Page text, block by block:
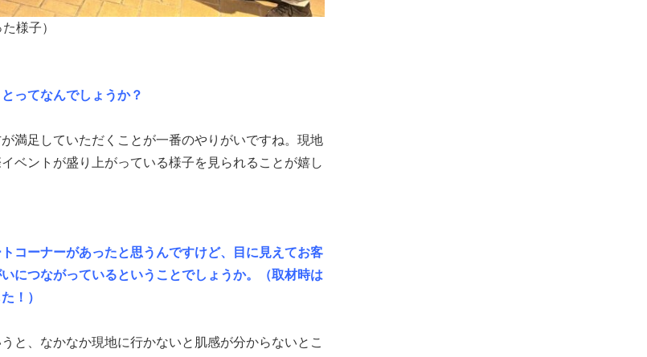
様子）
ってなんでしょうか？
満足していただくことが一番のやりがいですね。現地
ベントが盛り上がっている様子を見られることが嬉し
コーナーがあったと思うんですけど、目に見えてお客
につながっているということでしょうか。（取材時は
！）
と、なかなか現地に行かないと肌感が分からないとこ